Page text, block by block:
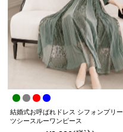
結婚式お呼ばれドレス シフォンプリー
ツシースルーワンピース